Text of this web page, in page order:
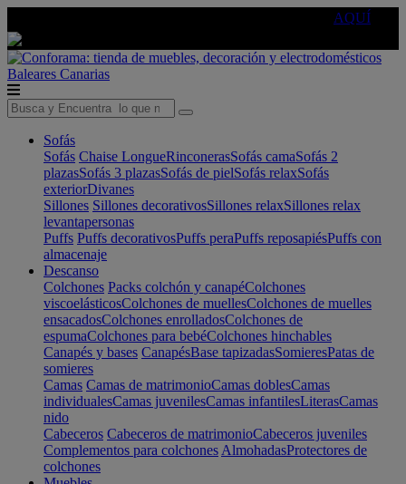
AQUÍ
Baleares Canarias
Sofás
Sofás Chaise LongueRinconerasSofás camaSofás 2
plazasSofás 3 plazasSofás de pielSofás relaxSofás
exteriorDivanes
Sillones Sillones decorativosSillones relaxSillones relax
levantapersonas
Puffs Puffs decorativosPuffs peraPuffs reposapiésPuffs con
almacenaje
Descanso
Colchones Packs colchón y canapéColchones
viscoelásticosColchones de muellesColchones de muelles
ensacadosColchones enrolladosColchones de
espumaColchones para bebéColchones hinchables
Canapés y bases CanapésBase tapizadasSomieresPatas de
somieres
Camas Camas de matrimonioCamas doblesCamas
individualesCamas juvenilesCamas infantilesLiterasCamas
nido
Cabeceros Cabeceros de matrimonioCabeceros juveniles
Complementos para colchones AlmohadasProtectores de
colchones